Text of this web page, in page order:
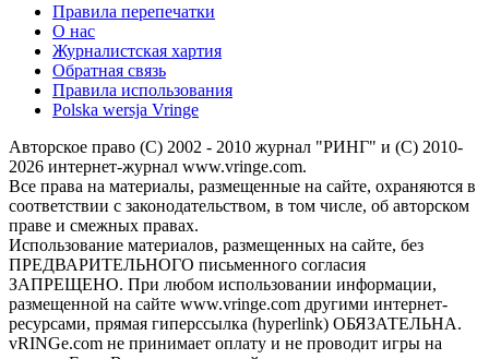
Правила перепечатки
О нас
Журналистская хартия
Обратная связь
Правила использования
Polska wersja Vringe
Авторское право (С) 2002 - 2010 журнал "РИНГ" и (С) 2010-
2026 интернет-журнал www.vringe.com.
Все права на материалы, размещенные на сайте, охраняются в
соответствии с законодательством, в том числе, об авторском
праве и смежных правах.
Использование материалов, размещенных на сайте, без
ПРЕДВАРИТЕЛЬНОГО письменного согласия
ЗАПРЕЩЕНО. При любом использовании информации,
размещенной на сайте www.vringe.com другими интернет-
ресурсами, прямая гиперссылка (hyperlink) ОБЯЗАТЕЛЬНА.
vRINGe.com не принимает оплату и не проводит игры на